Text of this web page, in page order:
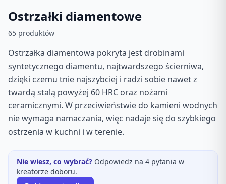
Ostrzałki diamentowe
65 produktów
Ostrzałka diamentowa pokryta jest drobinami
syntetycznego diamentu, najtwardszego ścierniwa,
dzięki czemu tnie najszybciej i radzi sobie nawet z
twardą stalą powyżej 60 HRC oraz nożami
ceramicznymi. W przeciwieństwie do kamieni wodnych
nie wymaga namaczania, więc nadaje się do szybkiego
ostrzenia w kuchni i w terenie.
Nie wiesz, co wybrać? Odpowiedz na 4 pytania w
kreatorze doboru.